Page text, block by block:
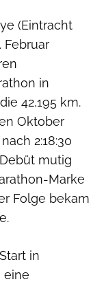
(Eintracht
Februar
in
42,195 km.
Oktober
2:18:30
mutig
Marke
Folge bekam
in
eine